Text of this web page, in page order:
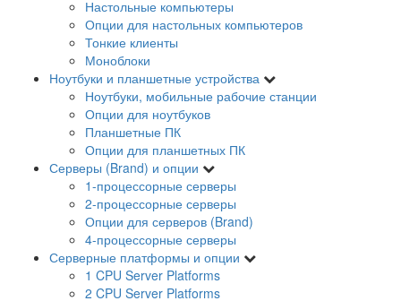
Настольные компьютеры
Опции для настольных компьютеров
Тонкие клиенты
Моноблоки
Ноутбуки и планшетные устройства
Ноутбуки, мобильные рабочие станции
Опции для ноутбуков
Планшетные ПК
Опции для планшетных ПК
Серверы (Brand) и опции
1-процессорные серверы
2-процессорные серверы
Опции для серверов (Brand)
4-процессорные серверы
Серверные платформы и опции
1 CPU Server Platforms
2 CPU Server Platforms